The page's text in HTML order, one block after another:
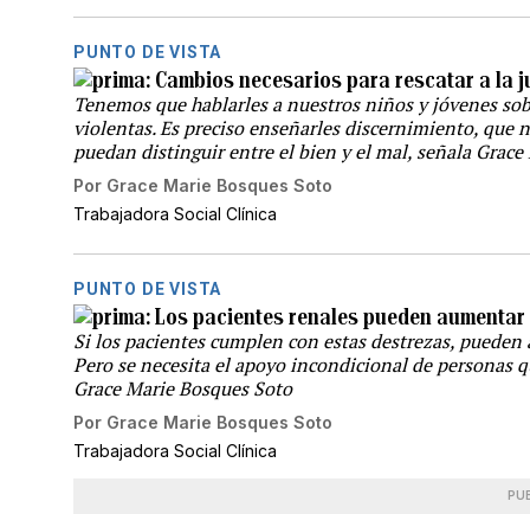
PUNTO DE VISTA
Cambios necesarios para rescatar a la
Tenemos que hablarles a nuestros niños y jóvenes
violentas. Es preciso enseñarles discernimiento, que
puedan distinguir entre el bien y el mal, señala Grace
Por Grace Marie Bosques Soto
Trabajadora Social Clínica
PUNTO DE VISTA
Los pacientes renales pueden
Si los pacientes cumplen con estas destrezas,
Pero se necesita el apoyo incondicional de personas
Grace Marie Bosques Soto
Por Grace Marie Bosques Soto
Trabajadora Social Clínica